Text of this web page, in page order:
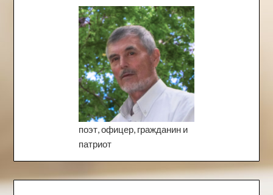
поэт, офицер, гражданин и
патриот